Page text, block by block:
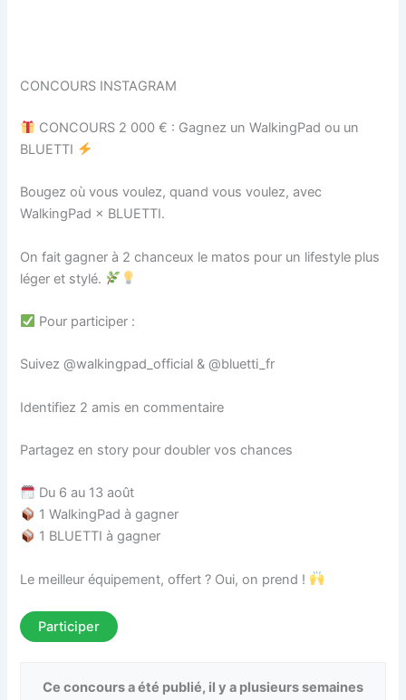
CONCOURS INSTAGRAM
CONCOURS 2 000 € : Gagnez un WalkingPad ou un
BLUETTI
Bougez où vous voulez, quand vous voulez, avec
WalkingPad × BLUETTI.
On fait gagner à 2 chanceux le matos pour un lifestyle plus
léger et stylé.
Pour participer :
Suivez @walkingpad_official & @bluetti_fr
Identifiez 2 amis en commentaire
Partagez en story pour doubler vos chances
Du 6 au 13 août
1 WalkingPad à gagner
1 BLUETTI à gagner
Le meilleur équipement, offert ? Oui, on prend !
Participer
Ce concours a été publié, il y a plusieurs semaines